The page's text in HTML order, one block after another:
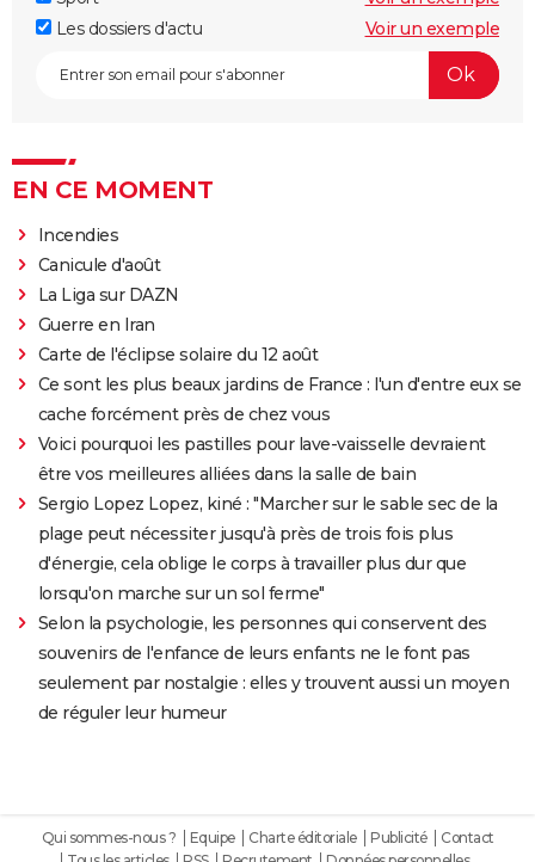
Les dossiers d'actu
Voir un exemple
EN CE MOMENT
Incendies
Canicule d'août
La Liga sur DAZN
Guerre en Iran
Carte de l'éclipse solaire du 12 août
Ce sont les plus beaux jardins de France : l'un d'entre eux se
cache forcément près de chez vous
Voici pourquoi les pastilles pour lave-vaisselle devraient
être vos meilleures alliées dans la salle de bain
Sergio Lopez Lopez, kiné : "Marcher sur le sable sec de la
plage peut nécessiter jusqu'à près de trois fois plus
d'énergie, cela oblige le corps à travailler plus dur que
lorsqu'on marche sur un sol ferme"
Selon la psychologie, les personnes qui conservent des
souvenirs de l'enfance de leurs enfants ne le font pas
seulement par nostalgie : elles y trouvent aussi un moyen
de réguler leur humeur
Qui sommes-nous ? Equipe Charte éditoriale Publicité
Contact